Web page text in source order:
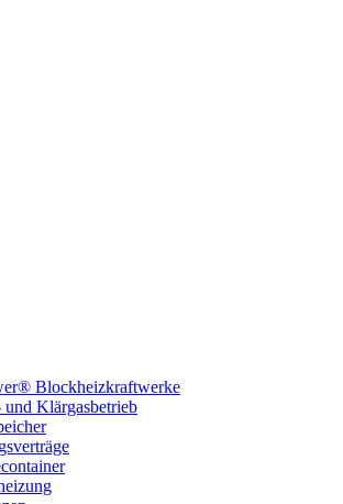
Blockheizkraftwerke
und Klärgasbetrieb